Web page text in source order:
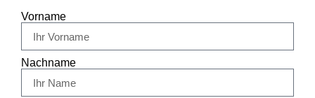
Vorname
Nachname